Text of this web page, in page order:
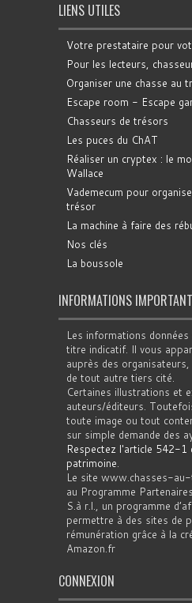
LIENS UTILES
Votre prestataire pour
Pour les lecteurs,
Organiser une chasse au
Escape room - Escape
Chasseurs de trésors
Les puces du ChAT
Réaliser un cryptex : le
Wallace
Vademecum pour
trésor
La machine à faire des
Nos clés
La boussole
INFORMATIONS
Les informations
titre indicatif. Il vous
auprès des
de tout autre tiers cité.
Certaines illustrations et
auteurs/éditeurs.
toute image ou tout
sur simple demande des
Respectez l'article 542-1
patrimoine.
Le site www.chasses-
au Programme
S.à r.l., un programme
permettre à des sites de
rémunération grâce à la
Amazon.fr
CONNEXION